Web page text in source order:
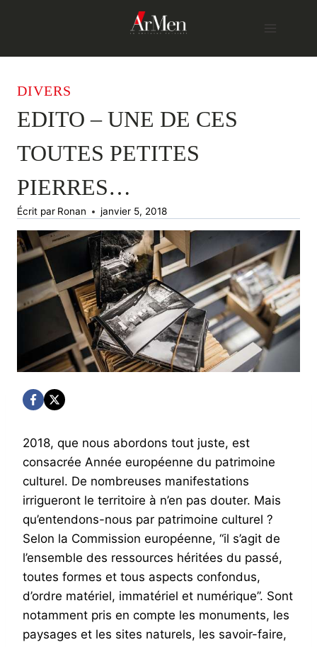
DIVERS
EDITO – UNE DE CES
TOUTES PETITES
PIERRES…
Écrit par Ronan janvier 5, 2018
2018, que nous abordons tout juste, est
consacrée Année européenne du patrimoine
culturel. De nombreuses manifestations
irrigueront le territoire à n’en pas douter. Mais
qu’entendons-nous par patrimoine culturel ?
Selon la Commission européenne, “il s’agit de
l’ensemble des ressources héritées du passé,
toutes formes et tous aspects confondus,
d’ordre matériel, immatériel et numérique”. Sont
notamment pris en compte les monuments, les
paysages et les sites naturels, les savoir-faire,